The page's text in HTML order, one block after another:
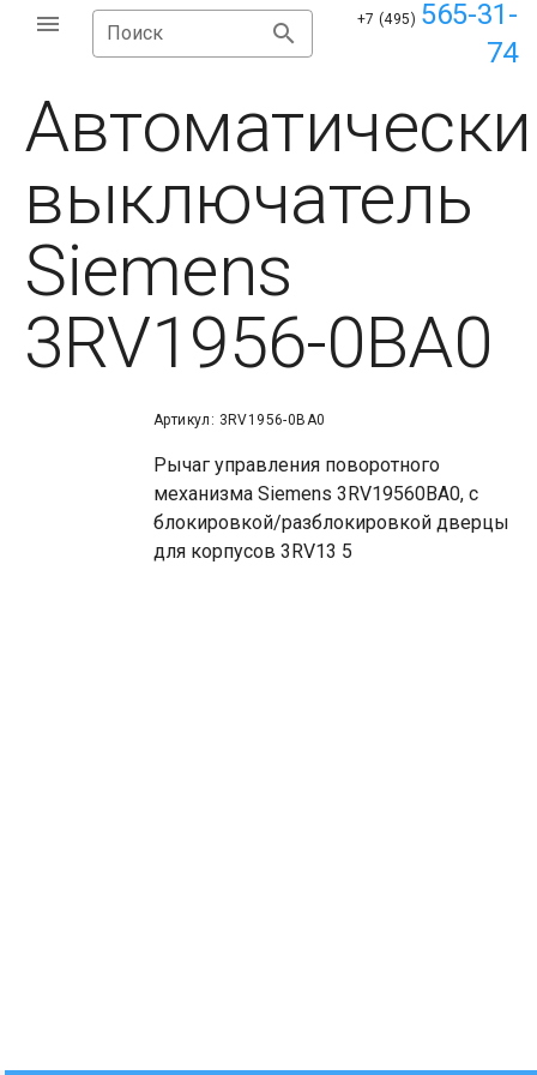
Поиск
+7 (495) 565-31-
74
выключатель
Siemens
3RV1956-0BA0
Артикул: 3RV1956-0BA0
Рычаг управления поворотного
механизма Siemens 3RV19560BA0, с
блокировкой/разблокировкой дверцы
для корпусов 3RV13 5